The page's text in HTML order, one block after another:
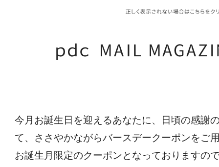
今月お誕生日を迎えるあなたに、日頃の感謝
て、ささやかながらバースデークーポンをご
お誕生月限定のクーポンとなっておりますの